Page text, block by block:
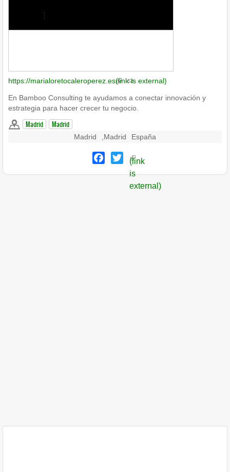
https://marialoretocaleroperez.es(link is external)
En Bamboo Consulting te ayudamos a conectar innovación y
estrategia para hacer crecer tu negocio.
Madrid Madrid
Madrid Madrid España
Facebook
Twitter
(link
is
external)